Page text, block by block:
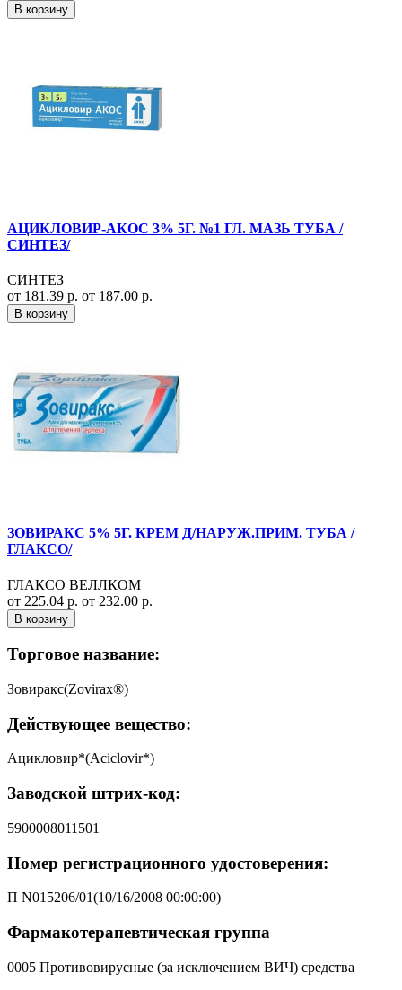
В корзину
АЦИКЛОВИР-АКОС 3% 5Г. №1 ГЛ. МАЗЬ ТУБА /
СИНТЕЗ/
СИНТЕЗ
от 181.39 р. от 187.00 р.
В корзину
ЗОВИРАКС 5% 5Г. КРЕМ Д/НАРУЖ.ПРИМ. ТУБА /
ГЛАКСО/
ГЛАКСО ВЕЛЛКОМ
от 225.04 р. от 232.00 р.
В корзину
Торговое название:
Зовиракс(Zovirax®)
Действующее вещество:
Ацикловир*(Aciclovir*)
Заводской штрих-код:
5900008011501
Номер регистрационного удостоверения:
П N015206/01(10/16/2008 00:00:00)
Фармакотерапевтическая группа
0005 Противовирусные (за исключением ВИЧ) средства